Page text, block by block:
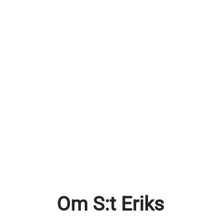
Om S:t Eriks